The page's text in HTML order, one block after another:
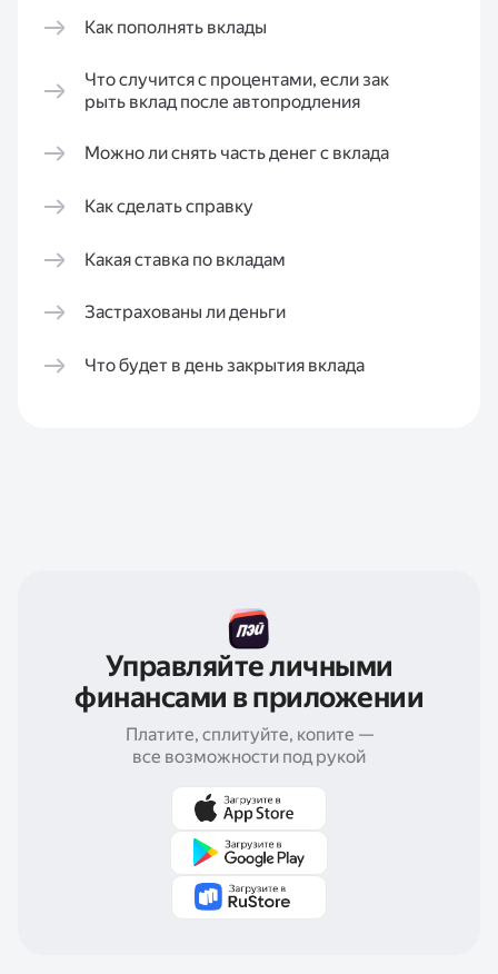
Как пополнять вклады
Что случится с процентами, если зак
рыть вклад после автопродления
Можно ли снять часть денег с вклада
Как сделать справку
Какая ставка по вкладам
Застрахованы ли деньги
Что будет в день закрытия вклада
Управляйте личными
финансами в приложении
Платите, сплитуйте, копите —
все возможности под рукой